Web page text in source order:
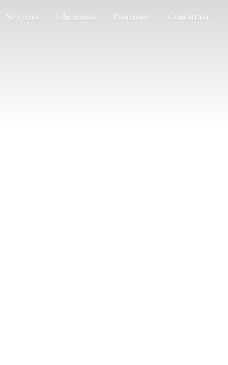
Negozio Chi siamo Posizione Contattaci